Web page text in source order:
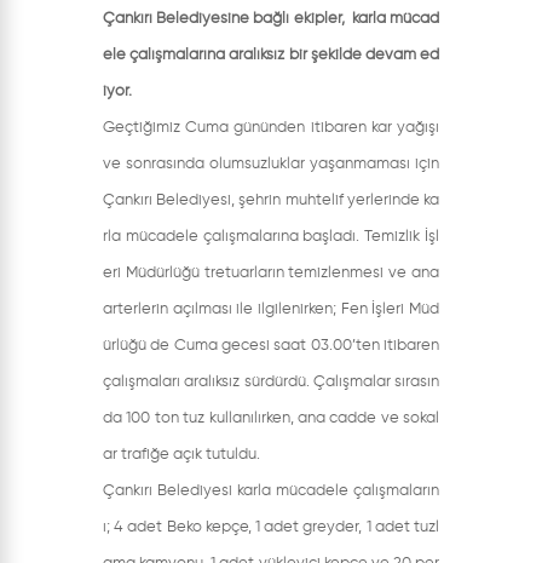
Çankırı Belediyesine bağlı ekipler, karla mücad
ele çalışmalarına aralıksız bir şekilde devam ed
iyor.
Geçtiğimiz Cuma gününden itibaren kar yağışı
ve sonrasında olumsuzluklar yaşanmaması için
Çankırı Belediyesi, şehrin muhtelif yerlerinde ka
rla mücadele çalışmalarına başladı. Temizlik İşl
eri Müdürlüğü tretuarların temizlenmesi ve ana
arterlerin açılması ile ilgilenirken; Fen İşleri Müd
ürlüğü de Cuma gecesi saat 03.00’ten itibaren
çalışmaları aralıksız sürdürdü. Çalışmalar sırasın
da 100 ton tuz kullanılırken, ana cadde ve sokal
ar trafiğe açık tutuldu.
Çankırı Belediyesi karla mücadele çalışmaların
ı; 4 adet Beko kepçe, 1 adet greyder, 1 adet tuzl